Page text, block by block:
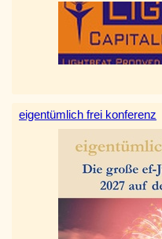
eigentümlich frei konferenz